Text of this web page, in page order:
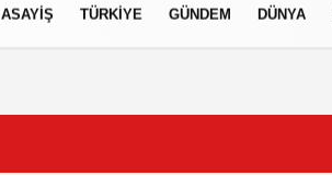
ASAYIŞ TÜRKIYE GÜNDEM DÜNYA